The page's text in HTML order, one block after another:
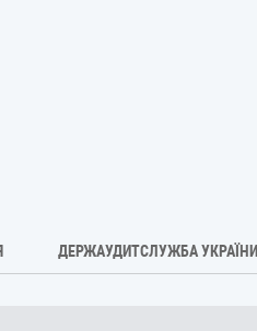
ДЕРЖАУДИТСЛУЖБА УКРАЇНИ